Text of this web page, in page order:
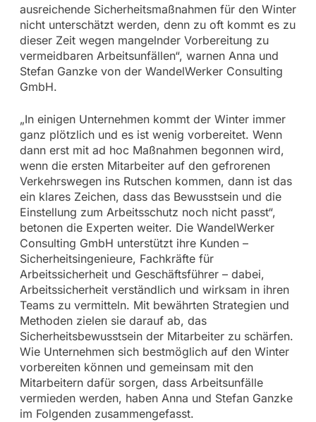
ausreichende Sicherheitsmaßnahmen für den Winter
nicht unterschätzt werden, denn zu oft kommt es zu
dieser Zeit wegen mangelnder Vorbereitung zu
vermeidbaren Arbeitsunfällen“, warnen Anna und
Stefan Ganzke von der WandelWerker Consulting
GmbH.
„In einigen Unternehmen kommt der Winter immer
ganz plötzlich und es ist wenig vorbereitet. Wenn
dann erst mit ad hoc Maßnahmen begonnen wird,
wenn die ersten Mitarbeiter auf den gefrorenen
Verkehrswegen ins Rutschen kommen, dann ist das
ein klares Zeichen, dass das Bewusstsein und die
Einstellung zum Arbeitsschutz noch nicht passt“,
betonen die Experten weiter. Die WandelWerker
Consulting GmbH unterstützt ihre Kunden –
Sicherheitsingenieure, Fachkräfte für
Arbeitssicherheit und Geschäftsführer – dabei,
Arbeitssicherheit verständlich und wirksam in ihren
Teams zu vermitteln. Mit bewährten Strategien und
Methoden zielen sie darauf ab, das
Sicherheitsbewusstsein der Mitarbeiter zu schärfen.
Wie Unternehmen sich bestmöglich auf den Winter
vorbereiten können und gemeinsam mit den
Mitarbeitern dafür sorgen, dass Arbeitsunfälle
vermieden werden, haben Anna und Stefan Ganzke
im Folgenden zusammengefasst.